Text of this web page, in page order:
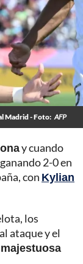
Madrid - Foto: AFP
y cuando
2-0 en
con Kylian
los
ataque y el